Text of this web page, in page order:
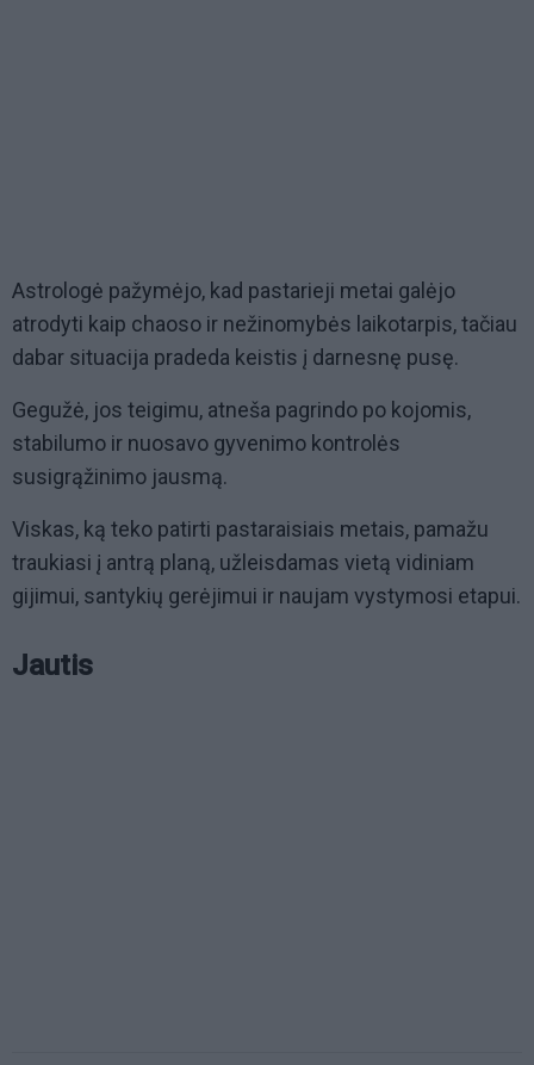
Astrologė pažymėjo, kad pastarieji metai galėjo
atrodyti kaip chaoso ir nežinomybės laikotarpis, tačiau
dabar situacija pradeda keistis į darnesnę pusę.
Gegužė, jos teigimu, atneša pagrindo po kojomis,
stabilumo ir nuosavo gyvenimo kontrolės
susigrąžinimo jausmą.
Viskas, ką teko patirti pastaraisiais metais, pamažu
traukiasi į antrą planą, užleisdamas vietą vidiniam
gijimui, santykių gerėjimui ir naujam vystymosi etapui.
Jautis